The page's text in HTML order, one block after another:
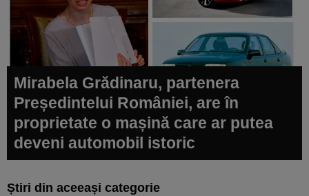
Mirabela Grădinaru, partenera
Președintelui României, are în
proprietate o mașină care ar putea
deveni automobil istoric
Știri din aceeași categorie